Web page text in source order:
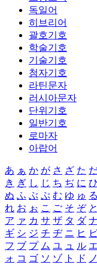
독일어
히브리어
괄호기호
학술기호
기술기호
첨자기호
라틴문자
러시아문자
단위기호
일반기호
로마자
아랍어
あ ぁ か が さ ざ た
き ぎ し じ ち ぢ に ひ
ぬ ふ ぶ ぷ む ゆ ゅ る
れ お ぉ こ ご そ ぞ と
ア ァ カ サ ザ タ ダ ナ
ギ シ ジ チ ヂ ニ ヒ
フ ブ プ ム ユ ュ ル エ
ォ コ ゴ ソ ゾ ト ド ノ